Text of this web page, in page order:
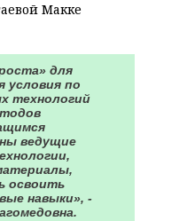
Макке
для
условия по
технологий
ведущие
освоить
навыки», -